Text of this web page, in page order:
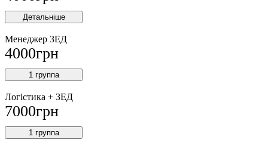
Детальніше
Менеджер ЗEД
4000грн
1 группа
Логістика + ЗЕД
7000грн
1 группа